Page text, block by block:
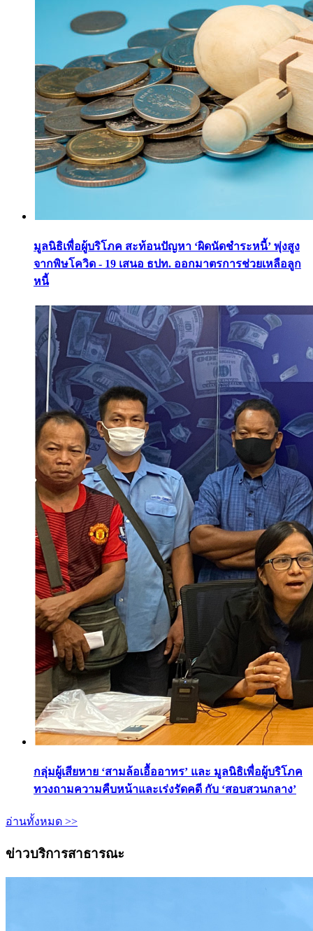
มูลนิธิเพื่อผู้บริโภค สะท้อนปัญหา ‘ผิดนัดชำระหนี้’ พุ่งสูง
จากพิษโควิด - 19 เสนอ ธปท. ออกมาตรการช่วยเหลือลูก
หนี้
กลุ่มผู้เสียหาย ‘สามล้อเอื้ออาทร’ และ มูลนิธิเพื่อผู้บริโภค
ทวงถามความคืบหน้าและเร่งรัดคดี กับ ‘สอบสวนกลาง’
อ่านทั้งหมด >>
ข่าวบริการสาธารณะ